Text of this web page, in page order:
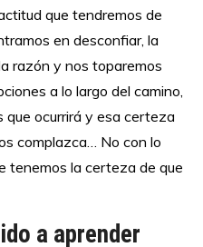
que tendremos de
en desconfiar, la
razón y nos toparemos
a lo largo del camino,
que ocurrirá y esa certeza
complazca… No con lo
tenemos la certeza de que
a aprender